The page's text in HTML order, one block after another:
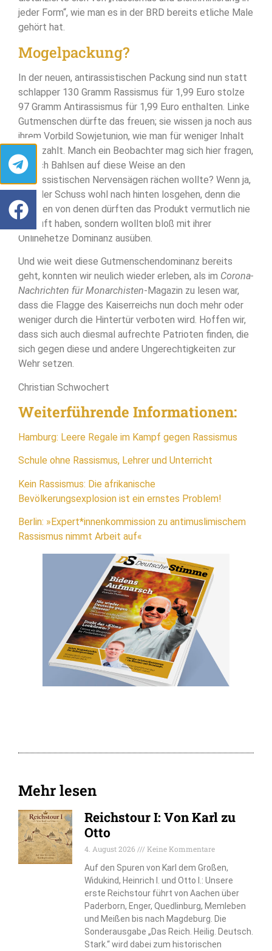
jeder Form“, wie man es in der BRD bereits etliche Male
gehört hat.
Mogelpackung?
In der neuen, antirassistischen Packung sind nun statt
schlapper 130 Gramm Rassismus für 1,99 Euro stolze
97 Gramm Antirassismus für 1,99 Euro enthalten. Linke
Gutmenschen dürfte das freuen; sie wissen ja noch aus
ihrem Vorbild Sowjetunion, wie man für weniger Inhalt
mehr zahlt. Manch ein Beobachter mag sich hier fragen,
ob sich Bahlsen auf diese Weise an den
antirassistischen Nervensägen rächen wollte? Wenn ja,
wird der Schuss wohl nach hinten losgehen, denn die
meisten von denen dürften das Produkt vermutlich nie
gekauft haben, sondern wollten bloß mit ihrer
Onlinehetze Dominanz ausüben.
Und wie weit diese Gutmenschendominanz bereits
geht, konnten wir neulich wieder erleben, als im Corona-
Nachrichten für Monarchisten-Magazin zu lesen war,
dass die Flagge des Kaiserreichs nun doch mehr oder
weniger durch die Hintertür verboten wird. Hoffen wir,
dass sich auch diesmal aufrechte Patrioten finden, die
sich gegen diese und andere Ungerechtigkeiten zur
Wehr setzen.
Christian Schwochert
Weiterführende Informationen:
Hamburg: Leere Regale im Kampf gegen Rassismus
Schule ohne Rassismus, Lehrer und Unterricht
Kein Rassismus: Die afrikanische
Bevölkerungsexplosion ist ein ernstes Problem!
Berlin: »Expert*innenkommission zu antimuslimischem
Rassismus nimmt Arbeit auf«
Mehr lesen
Reichstour I: Von Karl zu
Otto
4. August 2026
Keine Kommentare
Auf den Spuren von Karl dem Großen,
Widukind, Heinrich I. und Otto I.: Unsere
erste Reichstour führt von Aachen über
Paderborn, Enger, Quedlinburg, Memleben
und Meißen bis nach Magdeburg. Die
Sonderausgabe „Das Reich. Heilig. Deutsch.
Stark.“ wird dabei zum historischen